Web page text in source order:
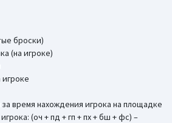
броски)
(на игроке)
время нахождения игрока на площадке
(оч + пд + гп + пх + бш + фс) –